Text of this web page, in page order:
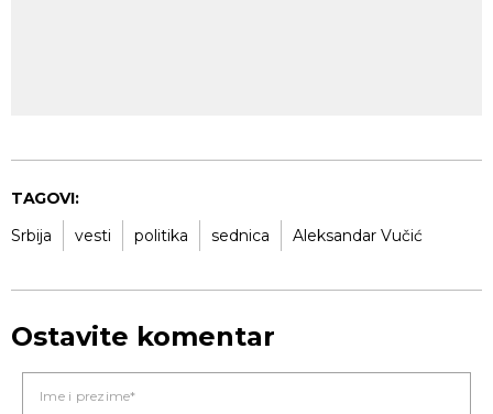
TAGOVI:
Srbija
vesti politika sednica Aleksandar Vučić
Ostavite komentar